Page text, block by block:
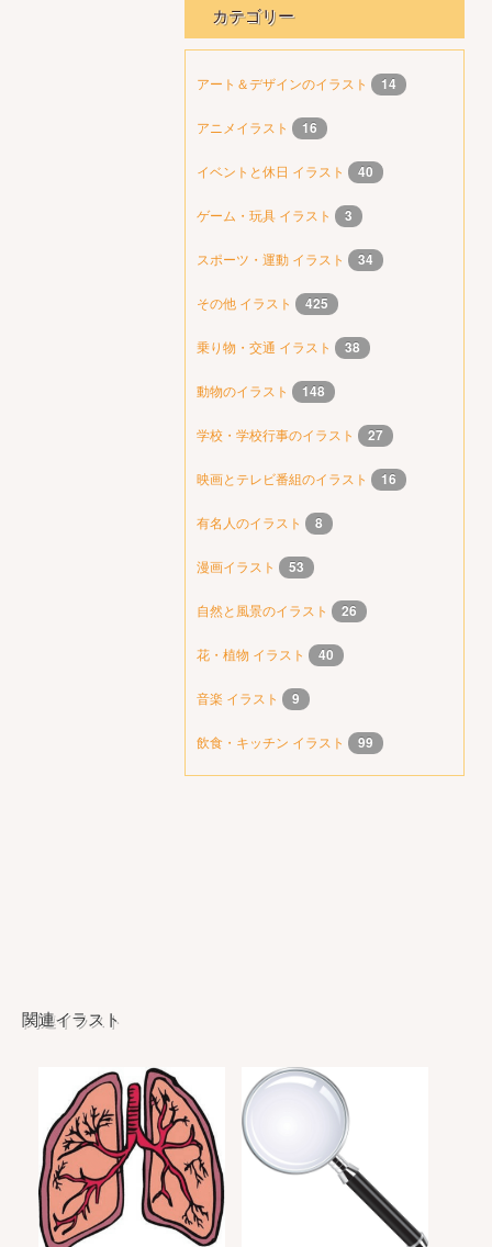
カテゴリー
アート＆デザインのイラスト 14
アニメイラスト 16
イベントと休日 イラスト 40
ゲーム・玩具 イラスト 3
スポーツ・運動 イラスト 34
その他 イラスト 425
乗り物・交通 イラスト 38
動物のイラスト 148
学校・学校行事のイラスト 27
映画とテレビ番組のイラスト 16
有名人のイラスト 8
漫画イラスト 53
自然と風景のイラスト 26
花・植物 イラスト 40
音楽 イラスト 9
飲食・キッチン イラスト 99
関連イラスト